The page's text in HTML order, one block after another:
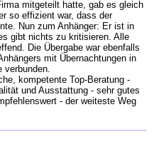
mitgeteilt hatte, gab es gleich
so effizient war, dass der
Nun zum Anhänger: Er ist in
gibt nichts zu kritisieren. Alle
Die Übergabe war ebenfalls
mit Übernachtungen in
verbunden.
kompetente Top-Beratung -
und Ausstattung - sehr gutes
- der weiteste Weg